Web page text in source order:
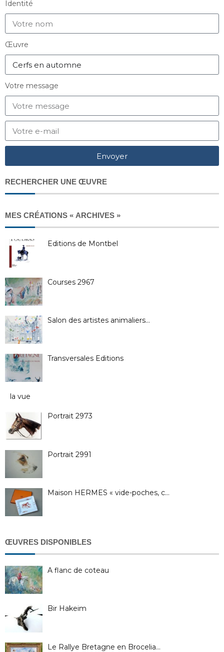
Identité
Œuvre
Votre message
Envoyer
RECHERCHER UNE ŒUVRE
MES CRÉATIONS « ARCHIVES »
Editions de Montbel
Courses 2967
Salon des artistes animaliers…
Transversales Editions
la vue
Portrait 2973
Portrait 2991
Maison HERMES « vide-poches, c…
ŒUVRES DISPONIBLES
A flanc de coteau
Bir Hakeim
Le Rallye Bretagne en Brocelia…